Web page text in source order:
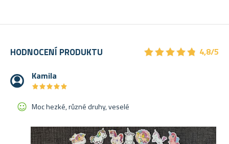
HODNOCENÍ PRODUKTU ★★★★★
★★★★★ 4,8/5
Kamila
★★★★★
★★★★★
Moc hezké, různé druhy, veselé